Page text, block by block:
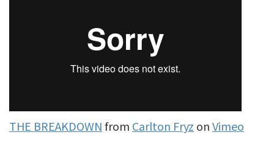
THE BREAKDOWNfrom Carlton Fryz onVimeo